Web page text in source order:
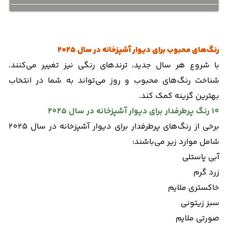
رنگ‌های محبوب برای دیوار آشپزخانه در سال 2025
با شروع هر سال جدید، ترندهای رنگی نیز تغییر می‌کنند.
شناخت رنگ‌های محبوب و روز می‌تواند به شما در انتخاب
بهترین گزینه کمک کند.
10 رنگ پرطرفدار برای دیوار آشپزخانه در سال 2025
برخی از رنگ‌های پرطرفدار برای دیوار آشپزخانه در سال 2025
شامل موارد زیر می‌باشند:
آبی پاستلی
زرد گرم
خاکستری ملایم
سبز زیتونی
صورتی ملایم